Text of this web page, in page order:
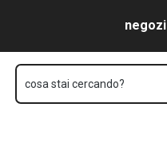
negozi
cosa stai cercando?